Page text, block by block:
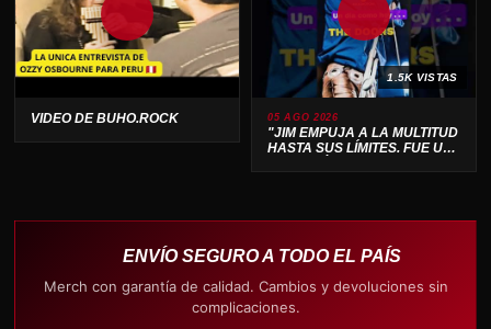
VIDEO DE BUHO.ROCK
1.5K VISTAS
05 AGO 2026
"JIM EMPUJA A LA MULTITUD
HASTA SUS LÍMITES. FUE UN
ENVÍO SEGURO A TODO EL PAÍS
Merch con garantía de calidad. Cambios y devoluciones sin
complicaciones.